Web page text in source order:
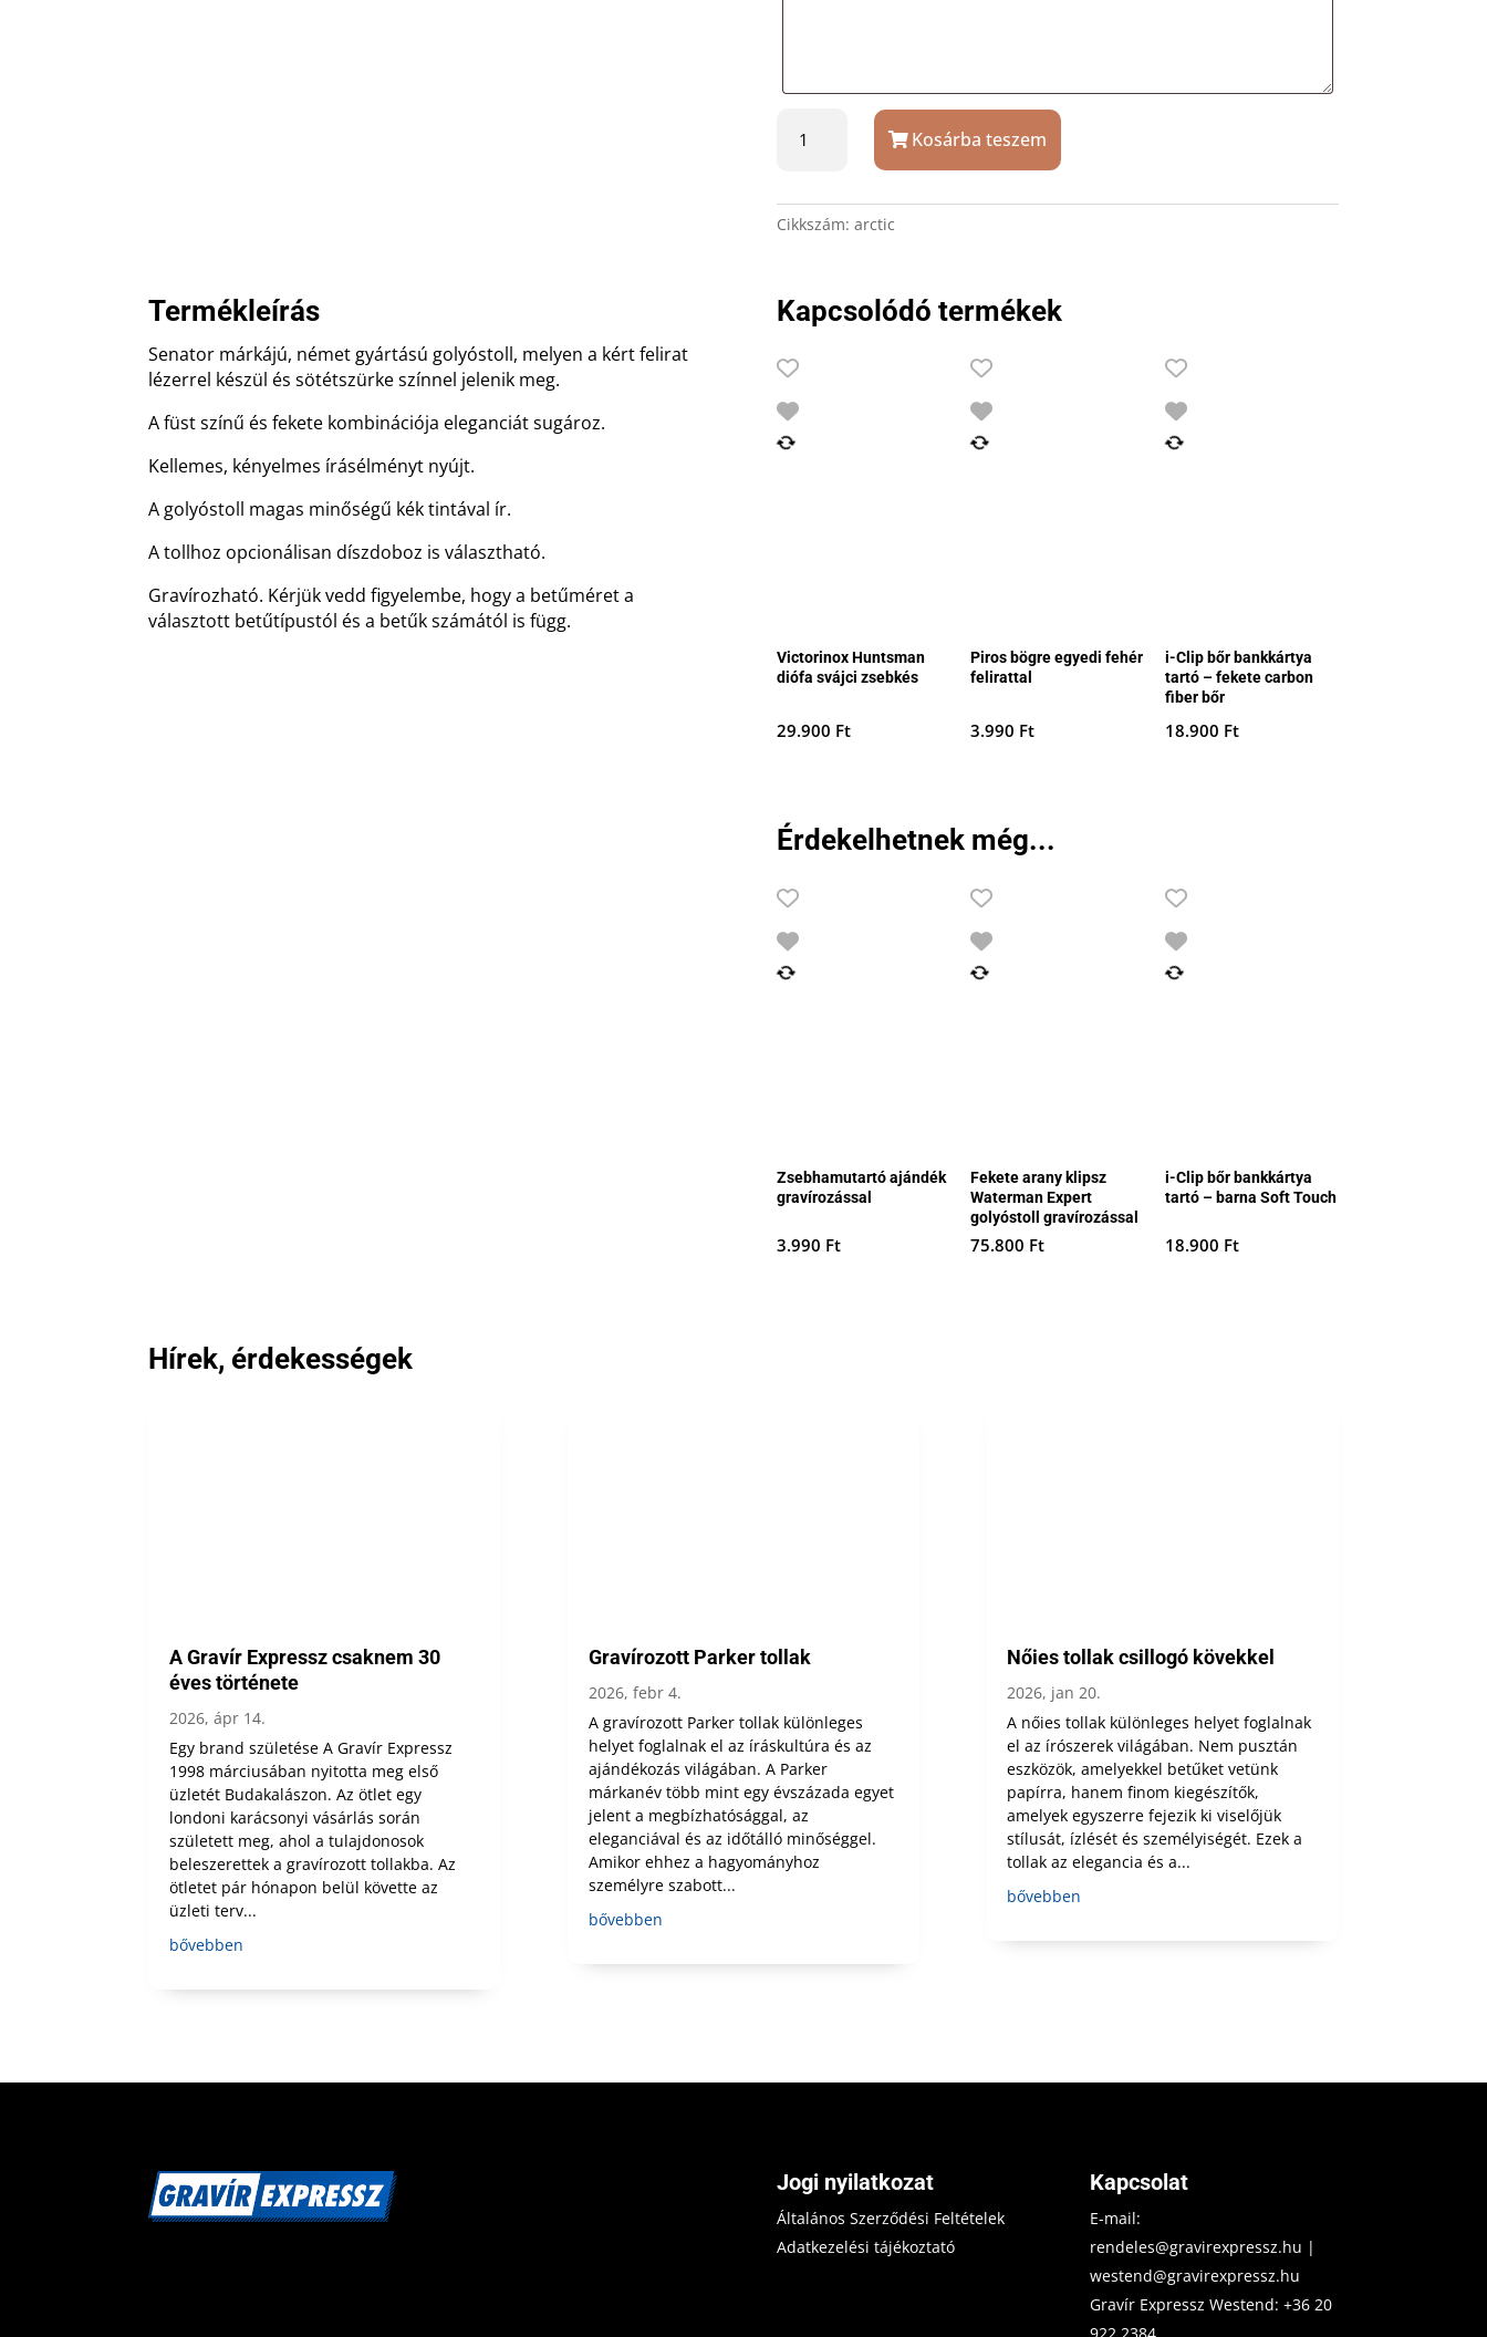
fekete
ajándék
Kosárba teszem
Cikkszám: arctic
Termékleírás
Senator márkájú, német gyártású golyóstoll, melyen a kért felirat
lézerrel készül és sötétszürke színnel jelenik meg.
A füst színű és fekete kombinációja eleganciát sugároz.
Kellemes, kényelmes írásélményt nyújt.
A golyóstoll magas minőségű kék tintával ír.
A tollhoz opcionálisan díszdoboz is választható.
Gravírozható. Kérjük vedd figyelembe, hogy a betűméret a
választott betűtípustól és a betűk számától is függ.
Kapcsolódó termékek
Victorinox Huntsman
diófa svájci zsebkés
29.900 Ft
Piros bögre egyedi fehér
felirattal
3.990 Ft
i-Clip bőr bankkártya
tartó – fekete carbon
fiber bőr
18.900 Ft
Érdekelhetnek még...
Zsebhamutartó ajándék
gravírozással
3.990 Ft
Fekete arany klipsz
Waterman Expert
golyóstoll gravírozással
75.800 Ft
i-Clip bőr bankkártya
tartó – barna Soft Touch
18.900 Ft
Hírek, érdekességek
A Gravír Expressz csaknem 30
éves története
2026, ápr 14.
Egy brand születése A Gravír Expressz
1998 márciusában nyitotta meg első
üzletét Budakalászon. Az ötlet egy
londoni karácsonyi vásárlás során
született meg, ahol a tulajdonosok
beleszerettek a gravírozott tollakba. Az
ötletet pár hónapon belül követte az
üzleti terv...
bővebben
Gravírozott Parker tollak
2026, febr 4.
A gravírozott Parker tollak különleges
helyet foglalnak el az íráskultúra és az
ajándékozás világában. A Parker
márkanév több mint egy évszázada egyet
jelent a megbízhatósággal, az
eleganciával és az időtálló minőséggel.
Amikor ehhez a hagyományhoz
személyre szabott...
bővebben
Nőies tollak csillogó kövekkel
2026, jan 20.
A nőies tollak különleges helyet foglalnak
el az írószerek világában. Nem pusztán
eszközök, amelyekkel betűket vetünk
papírra, hanem finom kiegészítők,
amelyek egyszerre fejezik ki viselőjük
stílusát, ízlését és személyiségét. Ezek a
tollak az elegancia és a...
bővebben
Jogi nyilatkozat
Általános Szerződési Feltételek
Adatkezelési tájékoztató
Kapcsolat
E-mail:
rendeles@gravirexpressz.hu |
westend@gravirexpressz.hu
Gravír Expressz Westend:+36 20